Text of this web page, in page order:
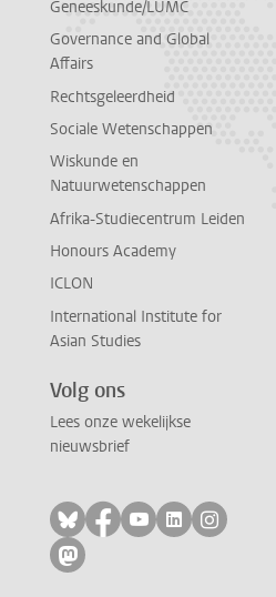
Geneeskunde/LUMC
Governance and Global
Affairs
Rechtsgeleerdheid
Sociale Wetenschappen
Wiskunde en
Natuurwetenschappen
Afrika-Studiecentrum Leiden
Honours Academy
ICLON
International Institute for
Asian Studies
Volg ons
Lees onze wekelijkse
nieuwsbrief
Volg ons op bluesky
Volg ons op
Volg ons op
Volg ons
Volg
Volg ons op mastodon